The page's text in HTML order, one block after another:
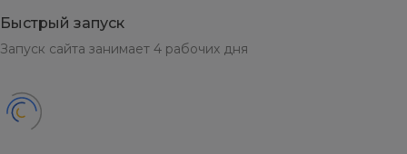
Быстрый запуск
Запуск сайта занимает 4 рабочих дня